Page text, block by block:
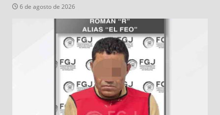
6 de agosto de 2026